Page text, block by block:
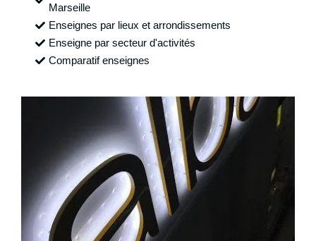
Marseille
Enseignes par lieux et arrondissements
Enseigne par secteur d'activités
Comparatif enseignes